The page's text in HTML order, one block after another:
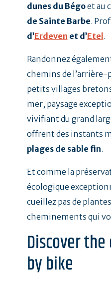
dunes du Bégoet au
de Sainte Barbe.
d’Erdeven et d’Etel.
Randonnez
chemins de
petits villages
mer, paysage
vivifiant du grand
offrent des instants
plages de sable fin.
Et comme la
écologique
cueillez pas de
cheminements qui
Discover
by bike